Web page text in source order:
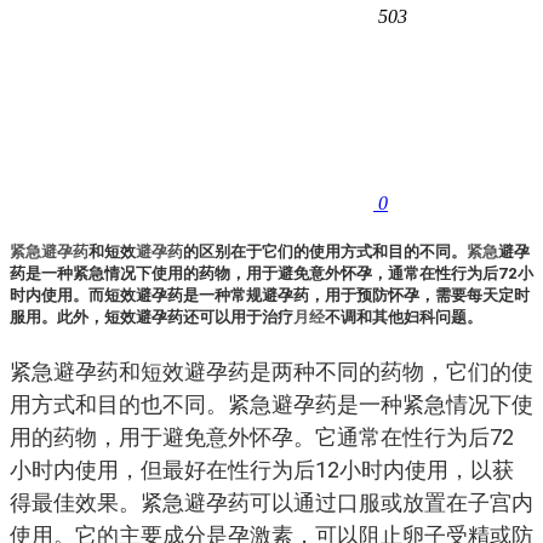
503
0
紧急避孕药和短效避孕药的区别在于它们的使用方式和目的不同。 紧急避孕
药是一种紧急情况下使用的药物，用于避免意外怀孕，通常在性行为后72小
时内使用。而短效避孕药是一种常规避孕药，用于预防怀孕，需要每天定时
服用。此外，短效避孕药还可以用于治疗 月经不调和其他妇科问题。
紧急避孕药和短效避孕药是两种不同的药物，它们的使
用方式和目的也不同。紧急避孕药是一种紧急情况下使
用的药物，用于避免意外怀孕。它通常在性行为后72
小时内使用，但最好在性行为后12小时内使用，以获
得最佳效果。紧急避孕药可以通过口服或放置在子宫内
使用。它的主要成分是孕激素，可以阻止卵子受精或防